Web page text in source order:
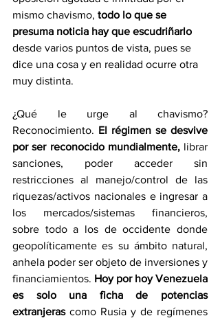
mismo chavismo, todo lo que se
presuma noticia hay que escudriñarlo
desde varios puntos de vista, pues se
dice una cosa y en realidad ocurre otra
muy distinta.
¿Qué le urge al chavismo?
Reconocimiento. El régimen se desvive
por ser reconocido mundialmente, librar
sanciones, poder acceder sin
restricciones al manejo/control de las
riquezas/activos nacionales e ingresar a
los mercados/sistemas financieros,
sobre todo a los de occidente donde
geopolíticamente es su ámbito natural,
anhela poder ser objeto de inversiones y
financiamientos. Hoy por hoy Venezuela
es solo una ficha de potencias
extranjeras como Rusia y de regímenes